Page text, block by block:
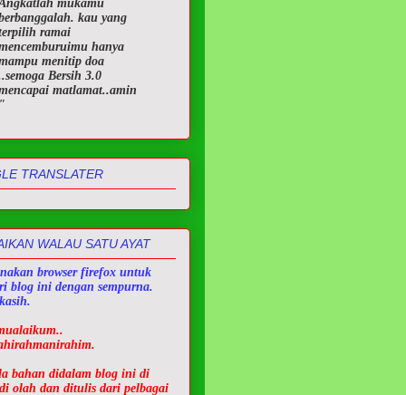
mukamu
kau yang
ramai
hanya
menitip doa
Bersih 3.0
matlamat..amin
TRANSLATER
WALAU SATU AYAT
browser firefox untuk
blog ini dengan sempurna.
m..
bahan didalam blog ini di
olah dan ditulis dari pelbagai